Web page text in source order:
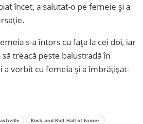
încet, a salutat-o pe femeie și a
s-a întors cu fața la cei doi, iar
treacă peste balustradă în
a vorbit cu femeia și a îmbrățișat-
Rock and Roll Hall of Famer